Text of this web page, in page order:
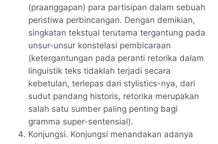
(praanggapan) para partisipan dalam sebuah
peristiwa perbincangan. Dengan demikian,
singkatan tekstual terutama tergantung pada
unsur-unsur konstelasi pembicaraan
(ketergantungan pada peranti retorika dalam
linguistik teks tidaklah terjadi secara
kebetulan, terlepas dari stylistics-nya, dari
sudut pandang historis, retorika merupakan
salah satu sumber paling penting bagi
gramma super-sentensial).
Konjungsi. Konjungsi menandakan adanya